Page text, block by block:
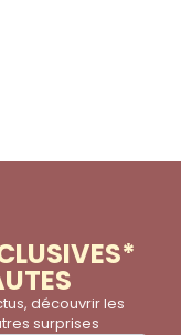
découvrir les
surprises